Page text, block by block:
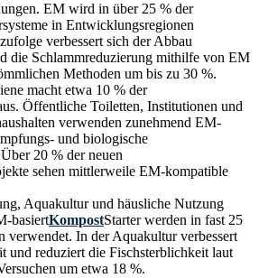
EM wird in über 25 % der
in Entwicklungsregionen
verbessert sich der Abbau
die Schlammreduzierung mithilfe von EM
Methoden um bis zu 30 %.
macht etwa 10 % der
Öffentliche Toiletten, Institutionen und
verwenden zunehmend EM-
und biologische
20 % der neuen
sehen mittlerweile EM-kompatible
Aquakultur und häusliche Nutzung
basiertKompostStarter werden in fast 25
verwendet. In der Aquakultur verbessert
und reduziert die Fischsterblichkeit laut
um etwa 18 %.